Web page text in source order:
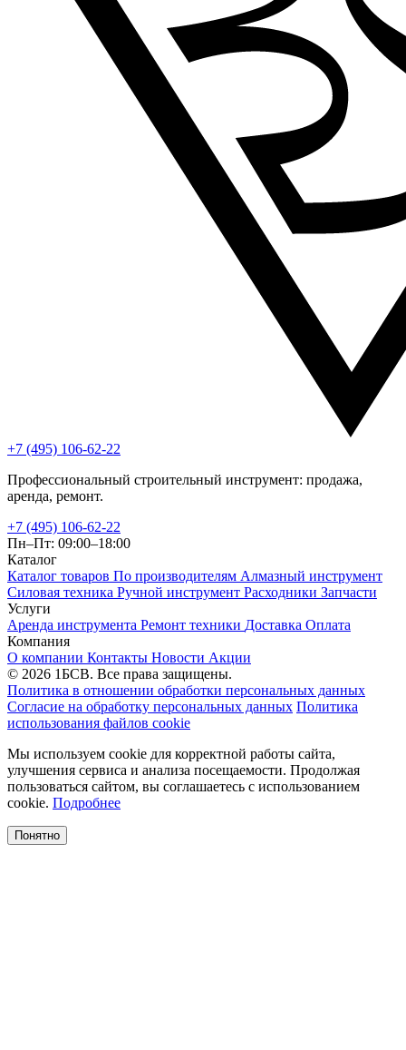
+7 (495) 106-62-22
Профессиональный строительный инструмент: продажа,
аренда, ремонт.
+7 (495) 106-62-22
Пн–Пт: 09:00–18:00
Каталог
Каталог товаров По производителям Алмазный инструмент
Силовая техника Ручной инструмент Расходники Запчасти
Услуги
Аренда инструмента Ремонт техники Доставка Оплата
Компания
О компании Контакты Новости Акции
© 2026 1БСВ. Все права защищены.
Политика в отношении обработки персональных данных
Согласие на обработку персональных данных Политика
использования файлов cookie
Мы используем cookie для корректной работы сайта,
улучшения сервиса и анализа посещаемости. Продолжая
пользоваться сайтом, вы соглашаетесь с использованием
cookie. Подробнее
Понятно